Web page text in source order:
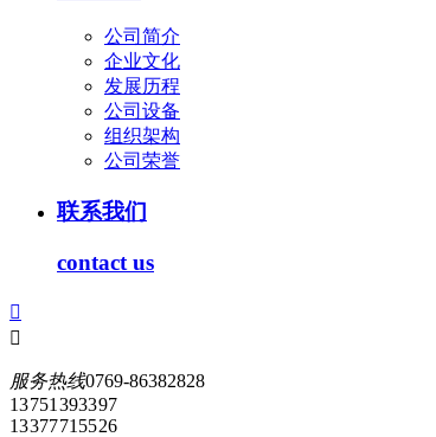
公司简介
企业文化
发展历程
公司设备
组织架构
公司荣誉
联系我们
contact us


服务热线0769-86382828
13751393397
13377715526